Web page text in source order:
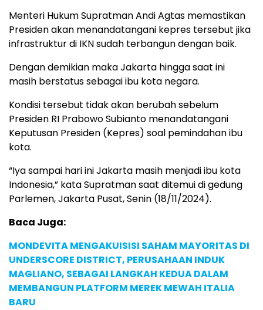
Menteri Hukum Supratman Andi Agtas memastikan
Presiden akan menandatangani kepres tersebut jika
infrastruktur di IKN sudah terbangun dengan baik.
Dengan demikian maka Jakarta hingga saat ini
masih berstatus sebagai ibu kota negara.
Kondisi tersebut tidak akan berubah sebelum
Presiden RI Prabowo Subianto menandatangani
Keputusan Presiden (Kepres) soal pemindahan ibu
kota.
“Iya sampai hari ini Jakarta masih menjadi ibu kota
Indonesia,” kata Supratman saat ditemui di gedung
Parlemen, Jakarta Pusat, Senin (18/11/2024).
Baca Juga:
MONDEVITA MENGAKUISISI SAHAM MAYORITAS DI
UNDERSCORE DISTRICT, PERUSAHAAN INDUK
MAGLIANO, SEBAGAI LANGKAH KEDUA DALAM
MEMBANGUN PLATFORM MEREK MEWAH ITALIA
BARU